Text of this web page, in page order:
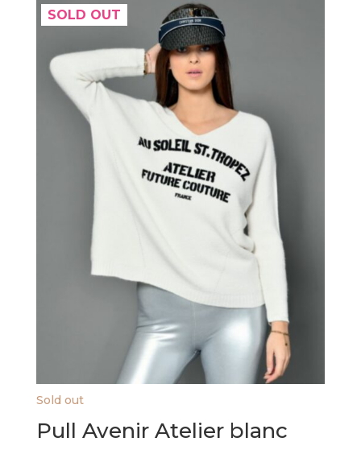
SOLD OUT
Sold out
Pull Avenir Atelier blanc